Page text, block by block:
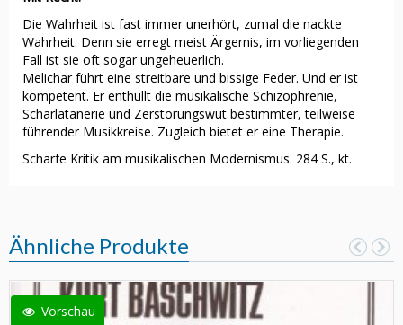
Die Wahrheit ist fast immer unerhört, zumal die nackte
Wahrheit. Denn sie erregt meist Ärgernis, im vorliegenden
Fall ist sie oft sogar ungeheuerlich.
Melichar führt eine streitbare und bissige Feder. Und er ist
kompetent. Er enthüllt die musikalische Schizophrenie,
Scharlatanerie und Zerstörungswut bestimmter, teilweise
führender Musikkreise. Zugleich bietet er eine Therapie.
Scharfe Kritik am musikalischen Modernismus. 284 S., kt.
Ähnliche Produkte
Vorschau